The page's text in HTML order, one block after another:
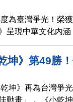
為臺灣爭光！榮
呈現中華文化內
際獎項，包括臺
臺灣的文創實力
坤》第49勝
坤》再為台灣爭
動畫」， 《小乾